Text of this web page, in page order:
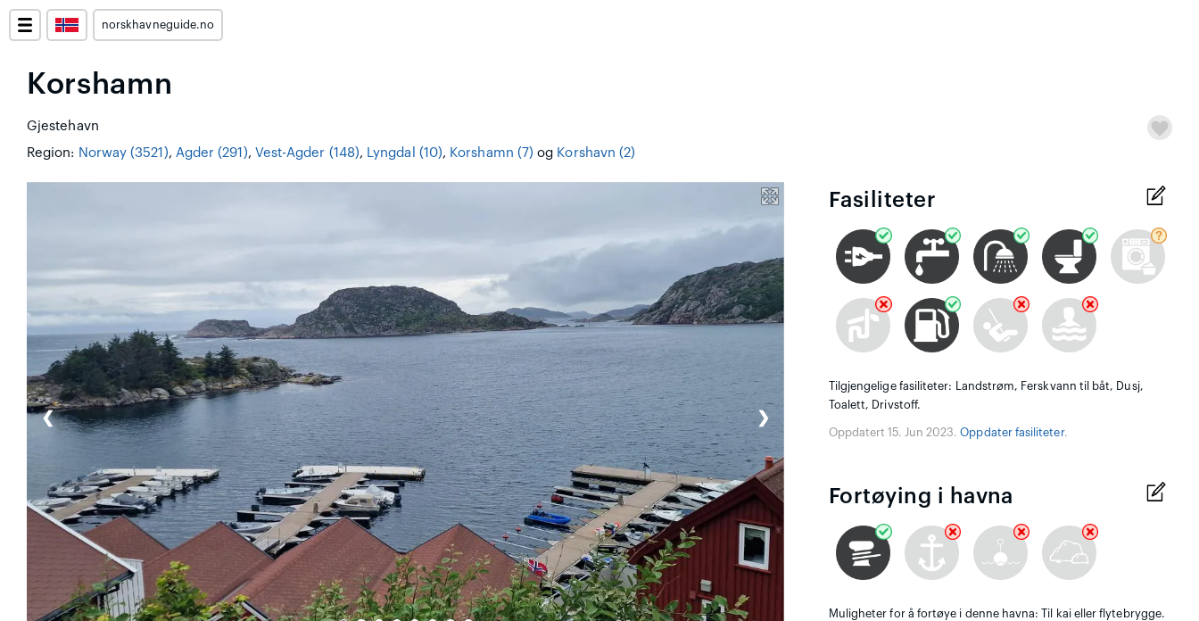
norskhavneguide.no
Korshamn
Gjestehavn
Region: Norway (3521), Agder (291), Vest-Agder (148), Lyngdal (10), Korshamn (7) og Korshavn (2)
❮ ❯
Fasiliteter
Tilgjengelige fasiliteter: Landstrøm, Ferskvann til båt, Dusj,
Toalett, Drivstoff.
Oppdatert 15. Jun 2023.Oppdater fasiliteter.
Fortøying i havna
Muligheter for å fortøye i denne havna: Til kai eller flytebrygge.